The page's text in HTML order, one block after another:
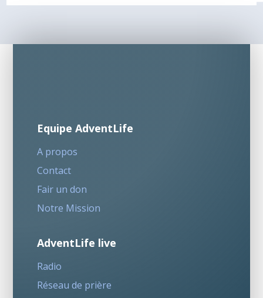
Equipe AdventLife
A propos
Contact
Fair un don
Notre Mission
AdventLife live
Radio
Réseau de prière